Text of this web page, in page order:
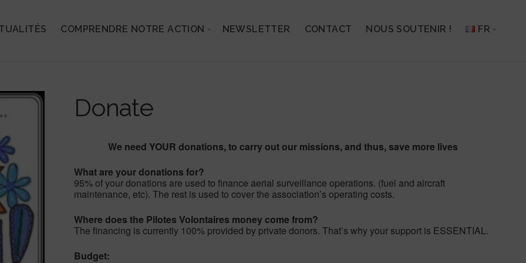
COMPRENDRE NOTRE ACTION NEWSLETTER CONTACT NOUS SOUTENIR ! FR
Donate
We need YOUR donations, to carry out our missions, and thus, save more lives
What are your donations for?
95% of your donations are used to finance aerial surveillance operations. (fuel and aircraft
maintenance, etc). The rest is used to cover the association’s operating costs.
Where does the Pilotes Volontaires money come from?
The financing is currently 100% provided by private donors. That’s why your support is ESSENTIAL.
Budget: